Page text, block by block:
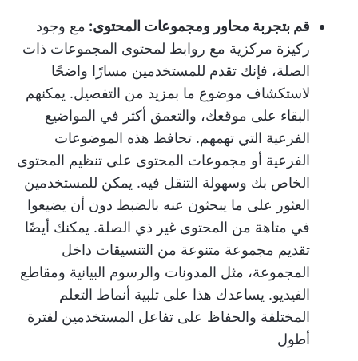
قم بتجربة محاور ومجموعات المحتوى: مع وجود
ركيزة مركزية مع روابط لمحتوى المجموعات ذات
الصلة، فإنك تقدم للمستخدمين مسارًا واضحًا
لاستكشاف موضوع ما بمزيد من التفصيل. يمكنهم
البقاء على موقعك، والتعمق أكثر في المواضيع
الفرعية التي تهمهم. تحافظ هذه الموضوعات
الفرعية أو مجموعات المحتوى على تنظيم المحتوى
الخاص بك وسهولة التنقل فيه. يمكن للمستخدمين
العثور على ما يبحثون عنه بالضبط دون أن يضيعوا
في متاهة من المحتوى غير ذي الصلة. يمكنك أيضًا
تقديم مجموعة متنوعة من التنسيقات داخل
المجموعة، مثل المدونات والرسوم البيانية ومقاطع
الفيديو. يساعدك هذا على تلبية أنماط التعلم
المختلفة والحفاظ على تفاعل المستخدمين لفترة
أطول